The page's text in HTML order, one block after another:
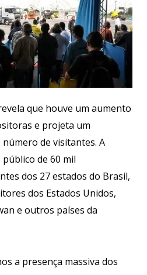
que houve um aumento
e projeta um
de visitantes. A
de 60 mil
dos 27 estados do Brasil,
dos Estados Unidos,
e outros países da
a presença massiva dos